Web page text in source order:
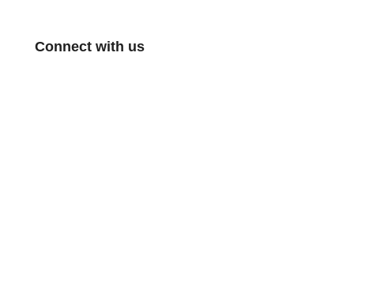
Connect with us